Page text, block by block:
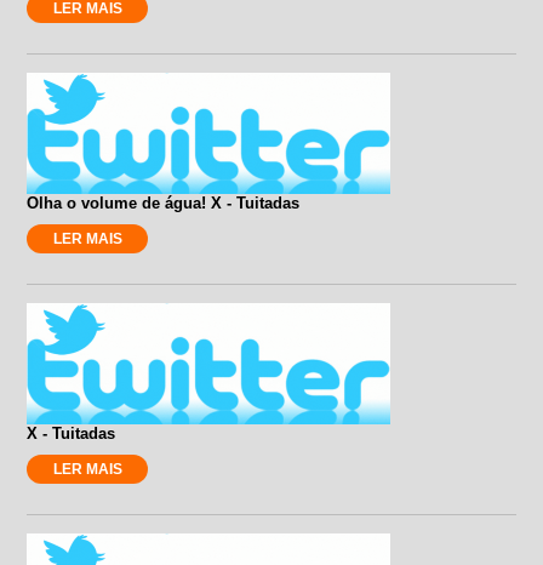
LER MAIS
Olha o volume de água! X - Tuitadas
LER MAIS
X - Tuitadas
LER MAIS